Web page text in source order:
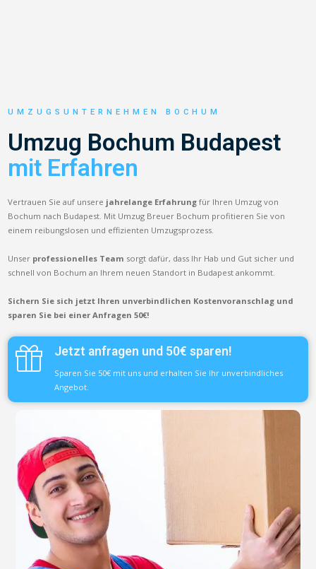
UMZUGSUNTERNEHMEN BOCHUM
Umzug Bochum Budapest
mit Erfahren
Vertrauen Sie auf unsere jahrelange Erfahrung für Ihren Umzug von
Bochum nach Budapest. Mit Umzug Breuer Bochum profitieren Sie von
einem reibungslosen und effizienten Umzugsprozess.
Unser professionelles Team sorgt dafür, dass Ihr Hab und Gut sicher und
schnell von Bochum an Ihrem neuen Standort in Budapest ankommt.
Sichern Sie sich jetzt Ihren unverbindlichen Kostenvoranschlag und
sparen Sie bei einer Anfragen 50€!
Jetzt anfragen und 50€ sparen!
Sparen Sie 50€ mit uns und erhalten Sie Ihr unverbindliches
Angebot.